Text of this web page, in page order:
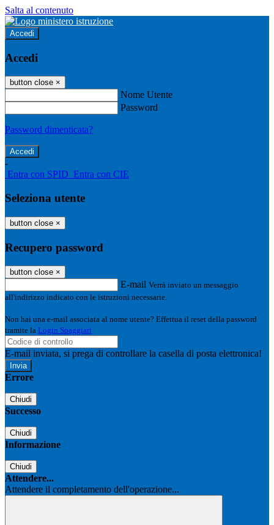
Salta al contenuto
Accedi
Accedi
button close ×
Nome Utente
Password
Password dimenticata?
-
Entra con SPID Entra con CIE
Seleziona utente
button close ×
Recupero password
button close ×
E-mail Verrà inviato un messaggio
all'indirizzo indicato con le istruzioni necessarie.
Non hai una e-mail associata al nome utente? Effettua il reset della password
tramite la Login Spaggiari
E-mail inviata, si prega di controllare la casella di posta elettronica!
Errore
Chiudi
Successo
Chiudi
Informazione
Chiudi
Attendere...
Attendere il completamento dell'operazione...